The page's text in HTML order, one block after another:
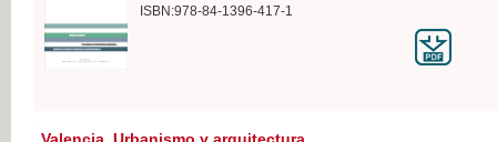
ISBN:978-84-1396-417-1